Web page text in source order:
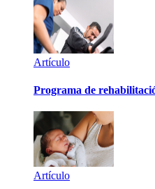
Artículo
Programa de
Artículo